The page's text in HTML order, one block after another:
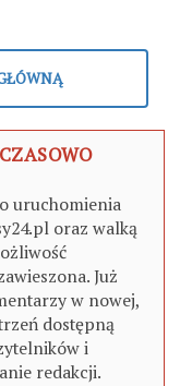
uruchomienia
oraz walką
Już
w nowej,
dostępną
i
redakcji.